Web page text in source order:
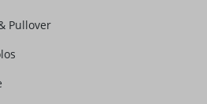
Pullover